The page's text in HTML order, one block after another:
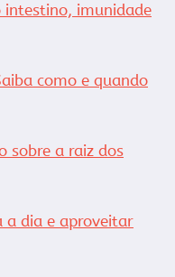
intestino, imunidade
como e quando
sobre a raiz dos
a dia e aproveitar